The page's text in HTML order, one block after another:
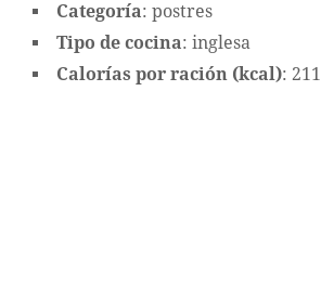
Categoría: postres
Tipo de cocina: inglesa
Calorías por ración (kcal): 211